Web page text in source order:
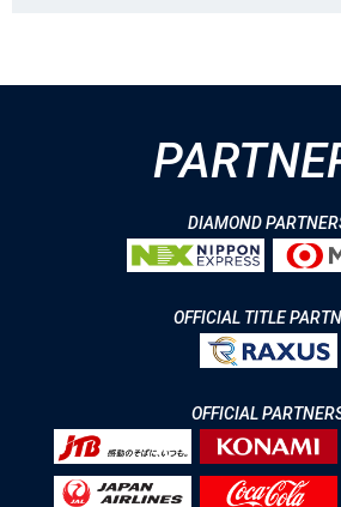
DIAMOND
OFFICIAL TITLE
OFFICIAL